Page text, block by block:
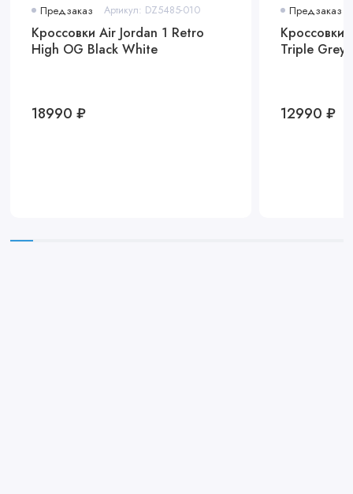
Предзаказ Артикул: DZ5485-010
Кроссовки Air Jordan 1 Retro
High OG Black White
18990 ₽
Предзаказ
Кроссовки
Triple Grey
12990 ₽